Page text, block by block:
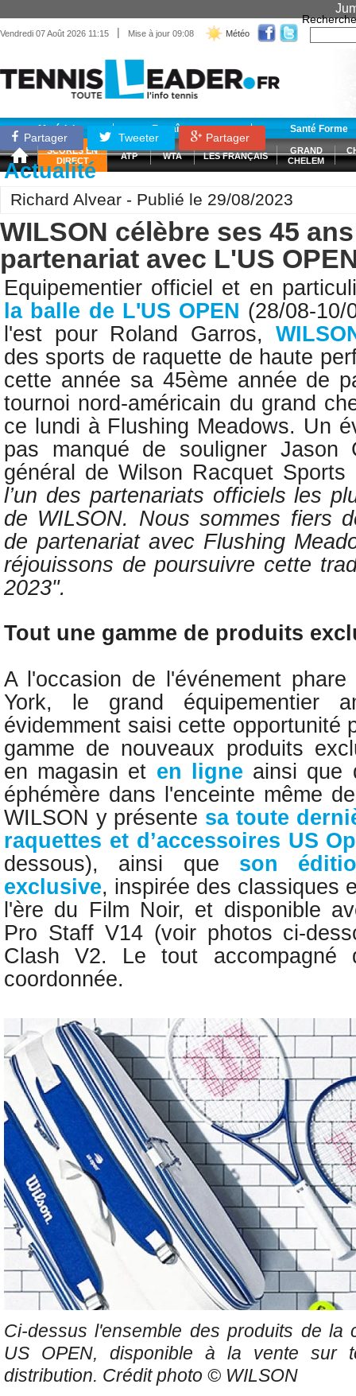
Vendredi 07 Août 2026 11:15 | Mise à jour 09:08 Météo
Matériel Entraînement Santé Forme
SCORES EN
DIRECT
ATP WTA LES FRANÇAIS
GRAND
CHELEM
Partager Tweeter Partager
Actualité
Richard Alvear - Publié le 29/08/2023
WILSON célèbre ses 45
partenariat avec L'US
Equipementier officiel et en
la balle de L'US OPEN (28/08-10/
l'est pour Roland Garros,
des sports de raquette de haute
cette année sa 45ème année de
tournoi nord-américain du grand
ce lundi à Flushing Meadows. Un
pas manqué de souligner Jason
général de Wilson Racquet
l’un des partenariats officiels les
de WILSON. Nous sommes fiers
de partenariat avec Flushing
réjouissons de poursuivre cette
2023".
Tout une gamme de produits
A l'occasion de l'événement
York, le grand équipementier
évidemment saisi cette opportunité
gamme de nouveaux produits
en magasin et en ligne ainsi que
éphémère dans l'enceinte même
WILSON y présente sa toute
raquettes et d’accessoires US
dessous), ainsi que son
exclusive, inspirée des classiques
l'ère du Film Noir, et disponible
Pro Staff V14 (voir photos ci-
Clash V2. Le tout accompagné
coordonnée.
Ci-dessus l'ensemble des produits de la
US OPEN, disponible à la vente sur
distribution. Crédit photo © WILSON